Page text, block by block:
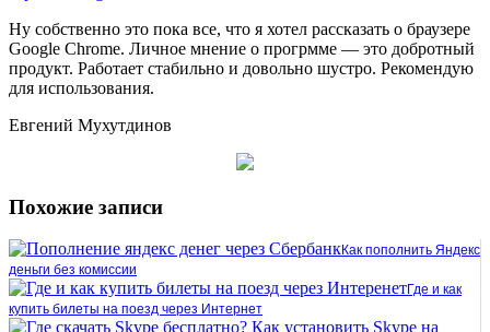
Ну собственно это пока все, что я хотел рассказать о браузере
Google Chrome. Личное мнение о прогрмме — это добротный
продукт. Работает стабильно и довольно шустро. Рекомендую
для использования.
Евгений Мухутдинов
Похожие записи
Как пополнить Яндекс
деньги без комиссии
Где и как
купить билеты на поезд через Интернет